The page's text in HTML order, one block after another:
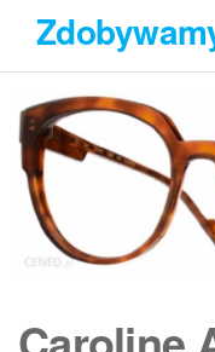
Przejdź
treści